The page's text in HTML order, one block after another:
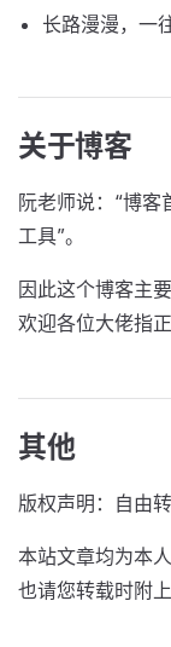
长路漫漫，一
关于博客
阮老师说：“博
工具”。
因此这个博客主
欢迎各位大佬指正
其他
版权声明：自由
本站文章均为本
也请您转载时附上